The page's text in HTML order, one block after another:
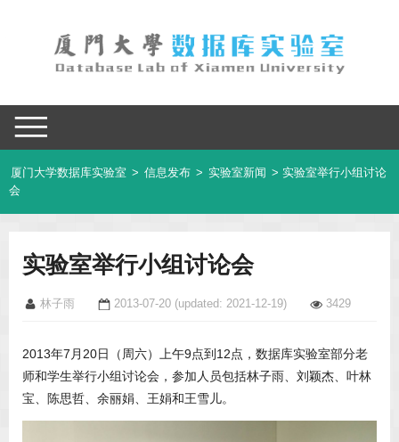
厦门大学数据库实验室 > 信息发布 > 实验室新闻 > 实验室举行小组讨论
会
实验室举行小组讨论会
林子雨 2013-07-20 (updated: 2021-12-19) 3429
2013年7月20日（周六）上午9点到12点，数据库实验室部分老
师和学生举行小组讨论会，参加人员包括林子雨、刘颖杰、叶林
宝、陈思哲、余丽娟、王娟和王雪儿。